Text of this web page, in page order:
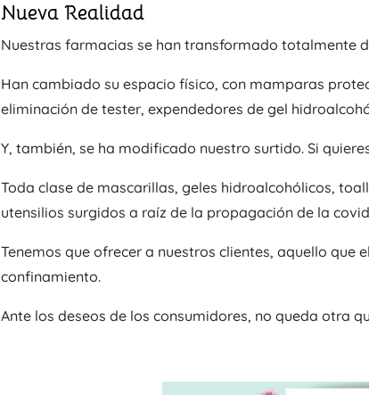
Nueva Realidad
Nuestras farmacias se han transformado totalmente
Han cambiado su espacio físico, con mamparas
eliminación de tester, expendedores de gel
Y, también, se ha modificado nuestro surtido. Si
Toda clase de mascarillas, geles hidroalcohólicos,
utensilios surgidos a raíz de la propagación de la
Tenemos que ofrecer a nuestros clientes, aquello
confinamiento.
Ante los deseos de los consumidores, no queda otra